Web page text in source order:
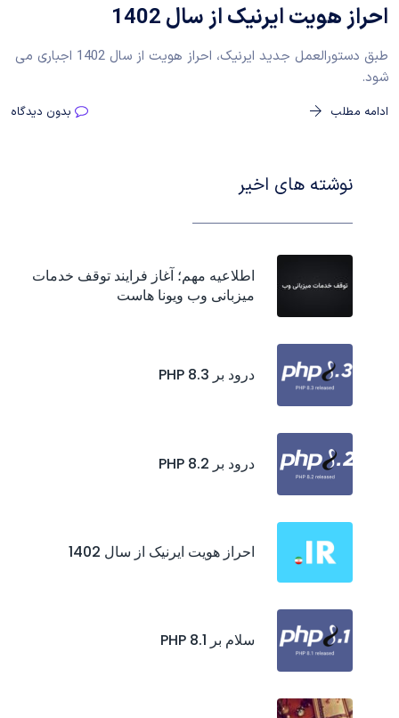
احراز هويت ايرنيک از سال 1402
طبق دستورالعمل جدید ایرنیک، احراز هویت از سال 1402 اجباری می
شود.
ادامه مطلب بدون دیدگاه
نوشته های اخیر
اطلاعیه مهم؛ آغاز فرایند توقف خدمات
میزبانی وب ویونا هاست
درود بر PHP 8.3
درود بر PHP 8.2
احراز هويت ايرنيک از سال 1402
سلام بر PHP 8.1